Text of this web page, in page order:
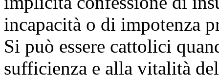
incapacità o di impotenza
Si può essere cattolici
sufficienza e alla vitalità